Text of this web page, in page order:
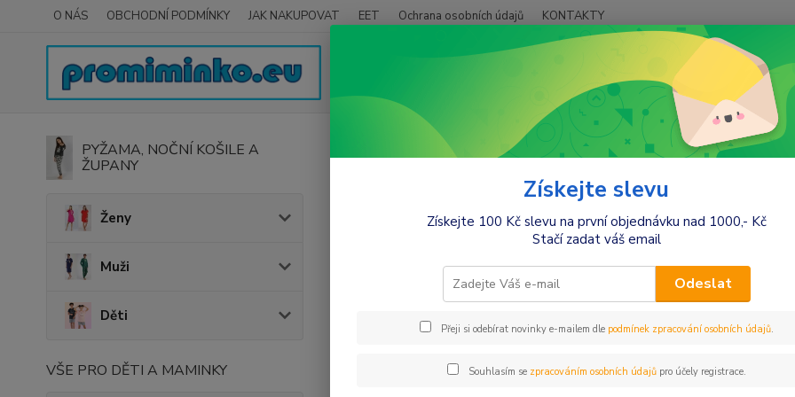
O NÁS OBCHODNÍ PODMÍNKY JAK NAKUPOVAT EET Ochrana osobních údajů KONTAKTY
PYŽAMA, NOČNÍ KOŠILE A
ŽUPANY
Ženy
Muži
Děti
VŠE PRO DĚTI A MAMINKY
Móda pro maminky Kalhoty,lacláče,jeansy Kalhoty Be MaaMaa
Be MaaMaa Těhotenské 7/8
pod
Získejte slevu
Získejte 100 Kč slevu na první objednávku nad 1000,- Kč
Stačí zadat váš email
Odeslat
Přeji si odebírat novinky e-mailem dle podmínek zpracování osobních údajů.
Souhlasím se zpracováním osobních údajůpro účely registrace.